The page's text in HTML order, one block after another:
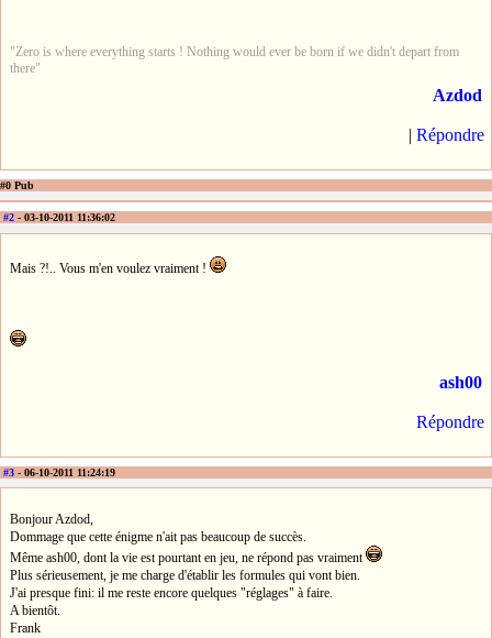
"Zero is where everything starts ! Nothing would ever be born if we didn't depart from
there"
Azdod
| Répondre
#0 Pub
#2 - 03-10-2011 11:36:02
Mais ?!.. Vous m'en voulez vraiment !
ash00
Répondre
#3 - 06-10-2011 11:24:19
Bonjour Azdod,
Dommage que cette énigme n'ait pas beaucoup de succès.
Même ash00, dont la vie est pourtant en jeu, ne répond pas vraiment
Plus sérieusement, je me charge d'établir les formules qui vont bien.
J'ai presque fini: il me reste encore quelques "réglages" à faire.
A bientôt.
Frank